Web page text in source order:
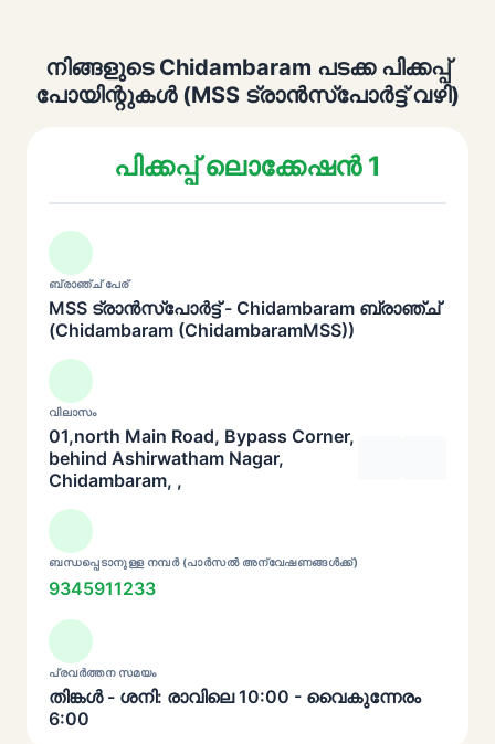
നിങ്ങളുടെ Chidambaram പടക്ക പിക്കപ്പ്
പോയിന്റുകൾ (MSS ട്രാൻസ്പോർട്ട് വഴി)
പിക്കപ്പ് ലൊക്കേഷൻ 1
ബ്രാഞ്ച് പേര്
MSS ട്രാൻസ്പോർട്ട് - Chidambaram ബ്രാഞ്ച്
(Chidambaram (ChidambaramMSS))
വിലാസം
01,north Main Road, Bypass Corner,
behind Ashirwatham Nagar,
Chidambaram, ,
ബന്ധപ്പെടാനുള്ള നമ്പർ (പാർസൽ അന്വേഷണങ്ങൾക്ക്)
9345911233
പ്രവർത്തന സമയം
തിങ്കൾ - ശനി: രാവിലെ 10:00 - വൈകുന്നേരം
6:00